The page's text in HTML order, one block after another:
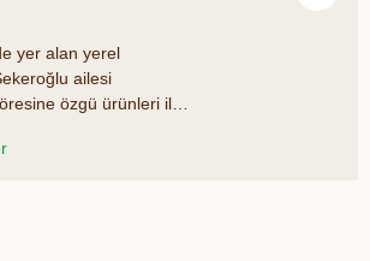
yer alan yerel
ailesi
özgü ürünleri ile
her ürün ile